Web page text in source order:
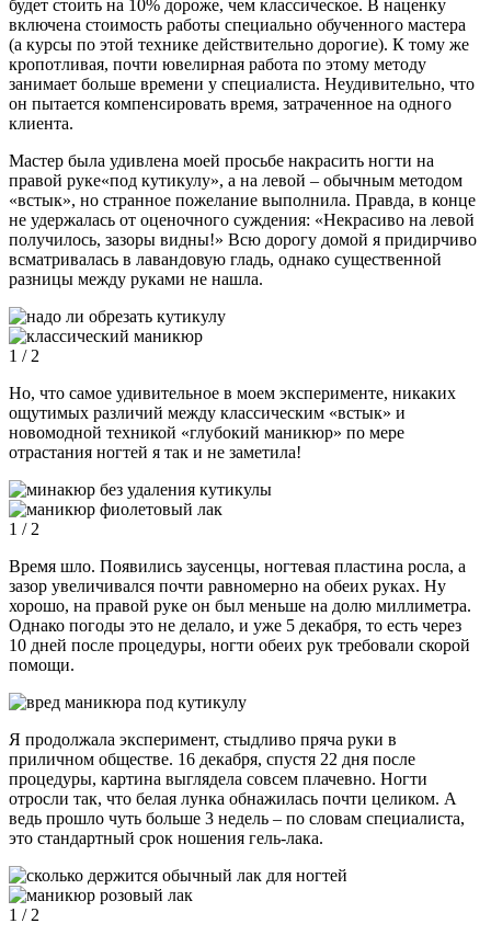
будет стоить на 10% дороже, чем классическое. В наценку
включена стоимость работы специально обученного мастера
(а курсы по этой технике действительно дорогие). К тому же
кропотливая, почти ювелирная работа по этому методу
занимает больше времени у специалиста. Неудивительно, что
он пытается компенсировать время, затраченное на одного
клиента.
Мастер была удивлена моей просьбе накрасить ногти на
правой руке«под кутикулу», а на левой – обычным методом
«встык», но странное пожелание выполнила. Правда, в конце
не удержалась от оценочного суждения: «Некрасиво на левой
получилось, зазоры видны!» Всю дорогу домой я придирчиво
всматривалась в лавандовую гладь, однако существенной
разницы между руками не нашла.
1 / 2
Но, что самое удивительное в моем эксперименте, никаких
ощутимых различий между классическим «встык» и
новомодной техникой «глубокий маникюр» по мере
отрастания ногтей я так и не заметила!
1 / 2
Время шло. Появились заусенцы, ногтевая пластина росла, а
зазор увеличивался почти равномерно на обеих руках. Ну
хорошо, на правой руке он был меньше на долю миллиметра.
Однако погоды это не делало, и уже 5 декабря, то есть через
10 дней после процедуры, ногти обеих рук требовали скорой
помощи.
Я продолжала эксперимент, стыдливо пряча руки в
приличном обществе. 16 декабря, спустя 22 дня после
процедуры, картина выглядела совсем плачевно. Ногти
отросли так, что белая лунка обнажилась почти целиком. А
ведь прошло чуть больше 3 недель – по словам специалиста,
это стандартный срок ношения гель-лака.
1 / 2